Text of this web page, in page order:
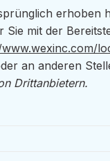
erhoben
mit der
an anderen
Drittanbietern.